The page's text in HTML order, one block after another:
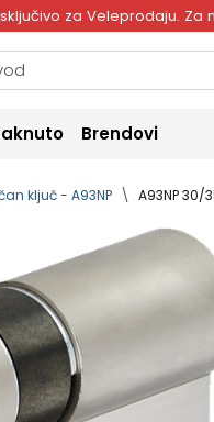
za Veleprodaju.
Brendovi
ključ - A93NP A93NP 30/